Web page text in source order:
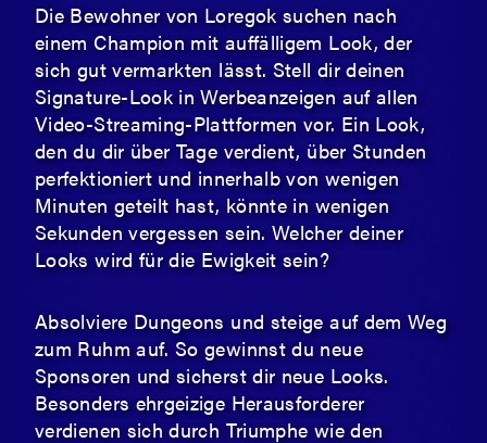
Die Bewohner von Loregok suchen nach
einem Champion mit auffälligem Look, der
sich gut vermarkten lässt. Stell dir deinen
Signature-Look in Werbeanzeigen auf allen
Video-Streaming-Plattformen vor. Ein Look,
den du dir über Tage verdient, über Stunden
perfektioniert und innerhalb von wenigen
Minuten geteilt hast, könnte in wenigen
Sekunden vergessen sein. Welcher deiner
Looks wird für die Ewigkeit sein?
Absolviere Dungeons und steige auf dem Weg
zum Ruhm auf. So gewinnst du neue
Sponsoren und sicherst dir neue Looks.
Besonders ehrgeizige Herausforderer
verdienen sich durch Triumphe wie den